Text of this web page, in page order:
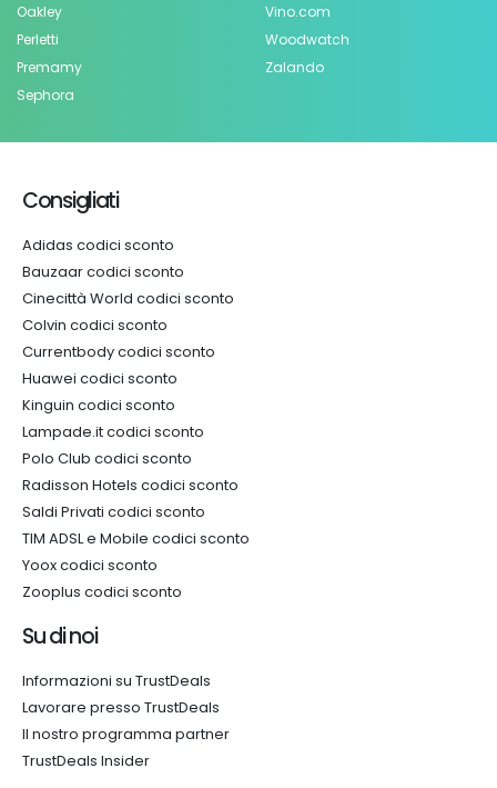
Oakley
Perletti
Premamy
Sephora
Vino.com
Woodwatch
Zalando
Consigliati
Adidas codici sconto
Bauzaar codici sconto
Cinecittà World codici sconto
Colvin codici sconto
Currentbody codici sconto
Huawei codici sconto
Kinguin codici sconto
Lampade.it codici sconto
Polo Club codici sconto
Radisson Hotels codici sconto
Saldi Privati codici sconto
TIM ADSL e Mobile codici sconto
Yoox codici sconto
Zooplus codici sconto
Su di noi
Informazioni su TrustDeals
Lavorare presso TrustDeals
Il nostro programma partner
TrustDeals Insider